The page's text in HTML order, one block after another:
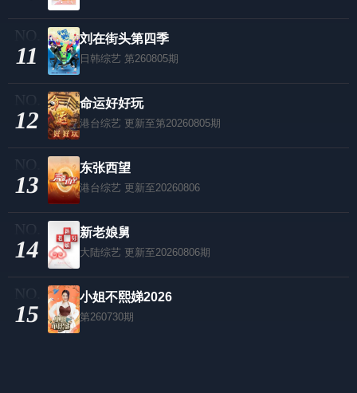
11
刘在街头第四季
日韩综艺 第260805期
12
命运好好玩
港台综艺 更新至第20260805期
13
东张西望
港台综艺 更新至20260806
14
新老娘舅
大陆综艺 更新至20260806期
15
小姐不熙娣2026
第260730期